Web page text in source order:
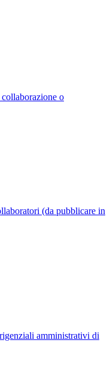
o
(da pubblicare in
amministrativi di